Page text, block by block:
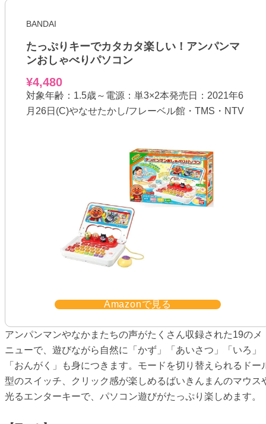
BANDAI
たっぷりキーでカタカタ楽しい！アンパンマ
ンおしゃべりパソコン
¥4,480
対象年齢：1.5歳～電源：単3×2本発売日：2021年6
月26日(C)やなせたかし/フレーベル館・TMS・NTV
Amazonで見る
アンパンマンやなかまたちの声がたくさん収録された19のメ
ニューで、遊びながら自然に「かず」「あいさつ」「いろ」
「おんがく」も身につきます。モードを切り替えられるドー
型のスイッチ、クリック感が楽しめるばいきんまんのマウス
光るエンターキーで、パソコン遊びがたっぷり楽しめます。